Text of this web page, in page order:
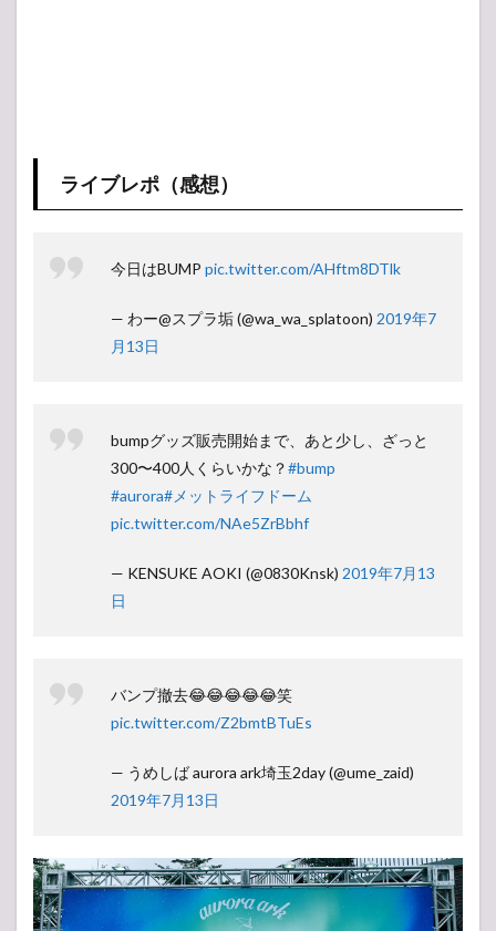
ライブレポ（感想）
今日はBUMP pic.twitter.com/AHftm8DTlk
— わー@スプラ垢 (@wa_wa_splatoon) 2019年7
月13日
bumpグッズ販売開始まで、あと少し、ざっと
300〜400人くらいかな？#bump
#aurora#メットライフドーム
pic.twitter.com/NAe5ZrBbhf
— KENSUKE AOKI (@0830Knsk) 2019年7月13
日
バンプ撤去😂😂😂😂😂笑
pic.twitter.com/Z2bmtBTuEs
— うめしば aurora ark埼玉2day (@ume_zaid)
2019年7月13日